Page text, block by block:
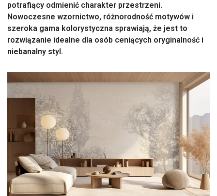
potrafiący odmienić charakter przestrzeni.
Nowoczesne wzornictwo, różnorodność motywów i
szeroka gama kolorystyczna sprawiają, że jest to
rozwiązanie idealne dla osób ceniących oryginalność i
niebanalny styl.